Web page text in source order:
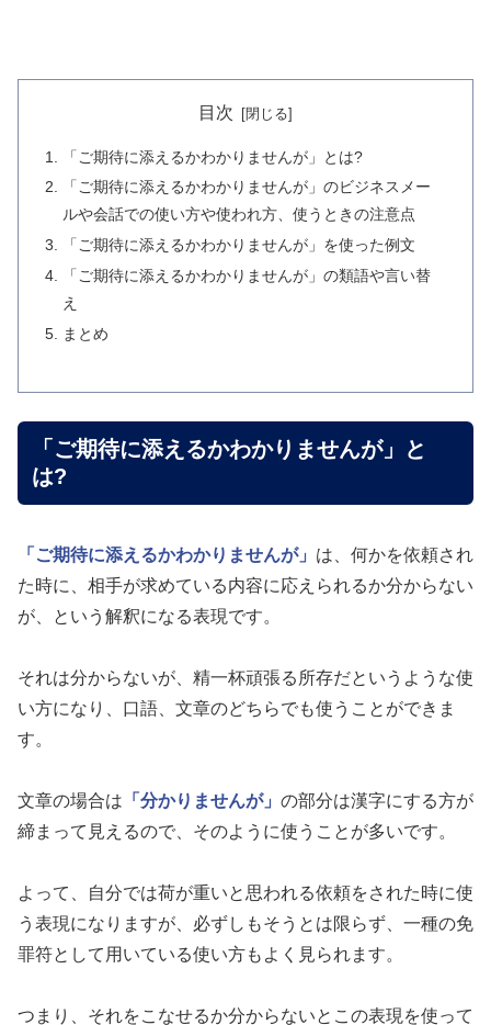
目次
「ご期待に添えるかわかりませんが」とは?
「ご期待に添えるかわかりませんが」のビジネスメー
ルや会話での使い方や使われ方、使うときの注意点
「ご期待に添えるかわかりませんが」を使った例文
「ご期待に添えるかわかりませんが」の類語や言い替
え
まとめ
「ご期待に添えるかわかりませんが」と
は?
「ご期待に添えるかわかりませんが」 は、何かを依頼され
た時に、相手が求めている内容に応えられるか分からない
が、という解釈になる表現です。
それは分からないが、精一杯頑張る所存だというような使
い方になり、口語、文章のどちらでも使うことができま
す。
文章の場合は 「分かりませんが」 の部分は漢字にする方が
締まって見えるので、そのように使うことが多いです。
よって、自分では荷が重いと思われる依頼をされた時に使
う表現になりますが、必ずしもそうとは限らず、一種の免
罪符として用いている使い方もよく見られます。
つまり、それをこなせるか分からないとこの表現を使って